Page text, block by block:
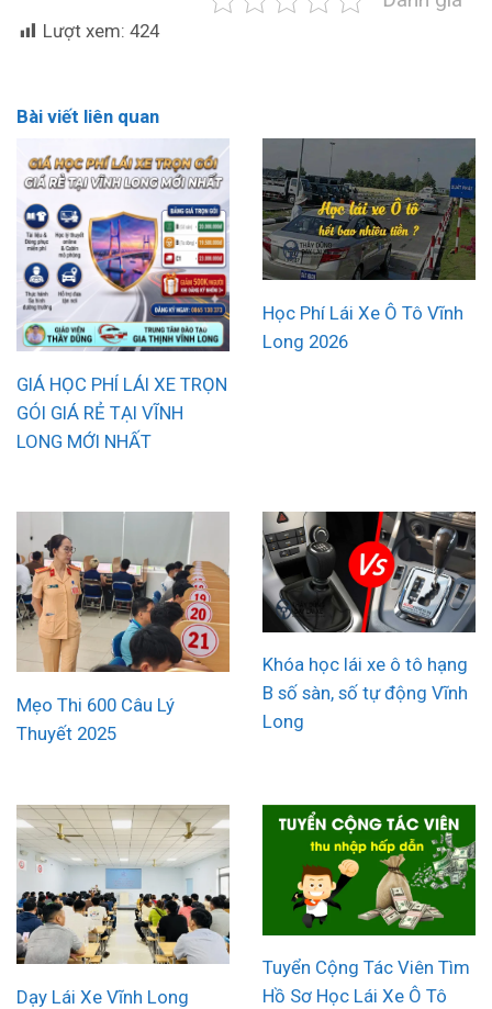
Lượt xem: 424
Bài viết liên quan
GIÁ HỌC PHÍ LÁI XE TRỌN
GÓI GIÁ RẺ TẠI VĨNH
LONG MỚI NHẤT
Học Phí Lái Xe Ô Tô Vĩnh
Long 2026
Mẹo Thi 600 Câu Lý
Thuyết 2025
Khóa học lái xe ô tô hạng
B số sàn, số tự động Vĩnh
Long
Dạy Lái Xe Vĩnh Long
Tuyển Cộng Tác Viên Tìm
Hồ Sơ Học Lái Xe Ô Tô